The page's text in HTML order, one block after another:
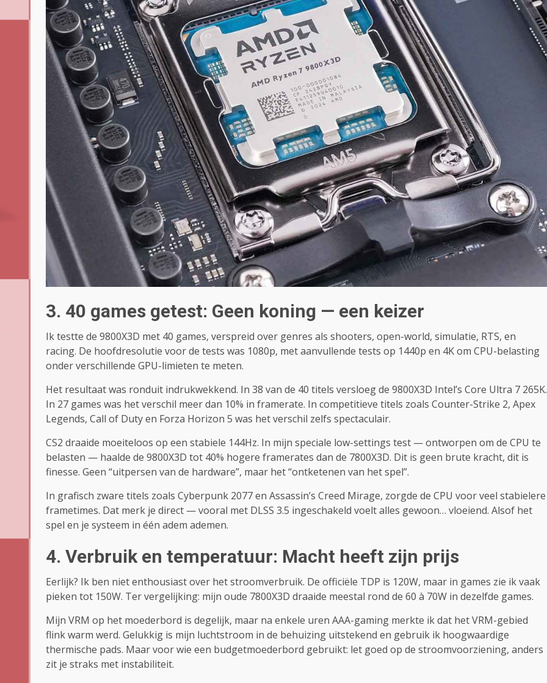
3. 40 games getest: Geen koning — een keizer
Ik testte de 9800X3D met 40 games, verspreid over genres als shooters, open-world, simulatie, RTS, en
racing. De hoofdresolutie voor de tests was 1080p, met aanvullende tests op 1440p en 4K om CPU-belasting
onder verschillende GPU-limieten te meten.
Het resultaat was ronduit indrukwekkend. In 38 van de 40 titels versloeg de 9800X3D Intel’s Core Ultra 7 265K.
In 27 games was het verschil meer dan 10% in framerate. In competitieve titels zoals Counter-Strike 2, Apex
Legends, Call of Duty en Forza Horizon 5 was het verschil zelfs spectaculair.
CS2 draaide moeiteloos op een stabiele 144Hz. In mijn speciale low-settings test — ontworpen om de CPU te
belasten — haalde de 9800X3D tot 40% hogere framerates dan de 7800X3D. Dit is geen brute kracht, dit is
finesse. Geen “uitpersen van de hardware”, maar het “ontketenen van het spel”.
In grafisch zware titels zoals Cyberpunk 2077 en Assassin’s Creed Mirage, zorgde de CPU voor veel stabielere
frametimes. Dat merk je direct — vooral met DLSS 3.5 ingeschakeld voelt alles gewoon… vloeiend. Alsof het
spel en je systeem in één adem ademen.
4. Verbruik en temperatuur: Macht heeft zijn prijs
Eerlijk? Ik ben niet enthousiast over het stroomverbruik. De officiële TDP is 120W, maar in games zie ik vaak
pieken tot 150W. Ter vergelijking: mijn oude 7800X3D draaide meestal rond de 60 à 70W in dezelfde games.
Mijn VRM op het moederbord is degelijk, maar na enkele uren AAA-gaming merkte ik dat het VRM-gebied
flink warm werd. Gelukkig is mijn luchtstroom in de behuizing uitstekend en gebruik ik hoogwaardige
thermische pads. Maar voor wie een budgetmoederbord gebruikt: let goed op de stroomvoorziening, anders
zit je straks met instabiliteit.